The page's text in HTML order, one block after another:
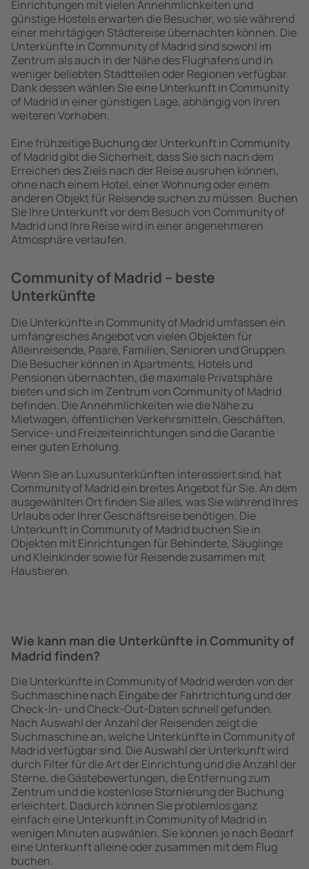
Einrichtungen mit vielen Annehmlichkeiten und
günstige Hostels erwarten die Besucher, wo sie während
einer mehrtägigen Städtereise übernachten können. Die
Unterkünfte in Community of Madrid sind sowohl im
Zentrum als auch in der Nähe des Flughafens und in
weniger beliebten Stadtteilen oder Regionen verfügbar.
Dank dessen wählen Sie eine Unterkunft in Community
of Madrid in einer günstigen Lage, abhängig von Ihren
weiteren Vorhaben.
Eine frühzeitige Buchung der Unterkunft in Community
of Madrid gibt die Sicherheit, dass Sie sich nach dem
Erreichen des Ziels nach der Reise ausruhen können,
ohne nach einem Hotel, einer Wohnung oder einem
anderen Objekt für Reisende suchen zu müssen. Buchen
Sie Ihre Unterkunft vor dem Besuch von Community of
Madrid und Ihre Reise wird in einer angenehmeren
Atmosphäre verlaufen.
Community of Madrid – beste
Unterkünfte
Die Unterkünfte in Community of Madrid umfassen ein
umfangreiches Angebot von vielen Objekten für
Alleinreisende, Paare, Familien, Senioren und Gruppen.
Die Besucher können in Apartments, Hotels und
Pensionen übernachten, die maximale Privatsphäre
bieten und sich im Zentrum von Community of Madrid
befinden. Die Annehmlichkeiten wie die Nähe zu
Mietwagen, öffentlichen Verkehrsmitteln, Geschäften,
Service- und Freizeiteinrichtungen sind die Garantie
einer guten Erholung.
Wenn Sie an Luxusunterkünften interessiert sind, hat
Community of Madrid ein breites Angebot für Sie. An dem
ausgewählten Ort finden Sie alles, was Sie während Ihres
Urlaubs oder Ihrer Geschäftsreise benötigen. Die
Unterkunft in Community of Madrid buchen Sie in
Objekten mit Einrichtungen für Behinderte, Säuglinge
und Kleinkinder sowie für Reisende zusammen mit
Haustieren.
Wie kann man die Unterkünfte in Community of
Madrid finden?
Die Unterkünfte in Community of Madrid werden von der
Suchmaschine nach Eingabe der Fahrtrichtung und der
Check-In- und Check-Out-Daten schnell gefunden.
Nach Auswahl der Anzahl der Reisenden zeigt die
Suchmaschine an, welche Unterkünfte in Community of
Madrid verfügbar sind. Die Auswahl der Unterkunft wird
durch Filter für die Art der Einrichtung und die Anzahl der
Sterne, die Gästebewertungen, die Entfernung zum
Zentrum und die kostenlose Stornierung der Buchung
erleichtert. Dadurch können Sie problemlos ganz
einfach eine Unterkunft in Community of Madrid in
wenigen Minuten auswählen. Sie können je nach Bedarf
eine Unterkunft alleine oder zusammen mit dem Flug
buchen.